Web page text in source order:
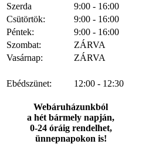
Szerda
9:00 - 16:00
Csütörtök:
9:00 - 16:00
Péntek:
9:00 - 16:00
Szombat:
ZÁRVA
Vasárnap:
ZÁRVA
Ebédszünet: 12:00 - 12:30
Webáruházunkból
a hét bármely napján,
0-24 óráig rendelhet,
ünnepnapokon is!